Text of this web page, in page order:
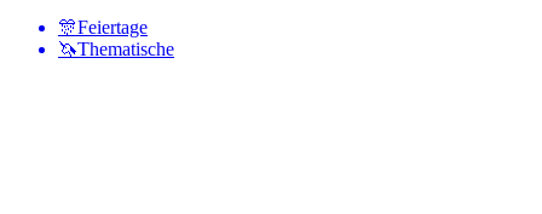
🎊Feiertage
🦄Thematische